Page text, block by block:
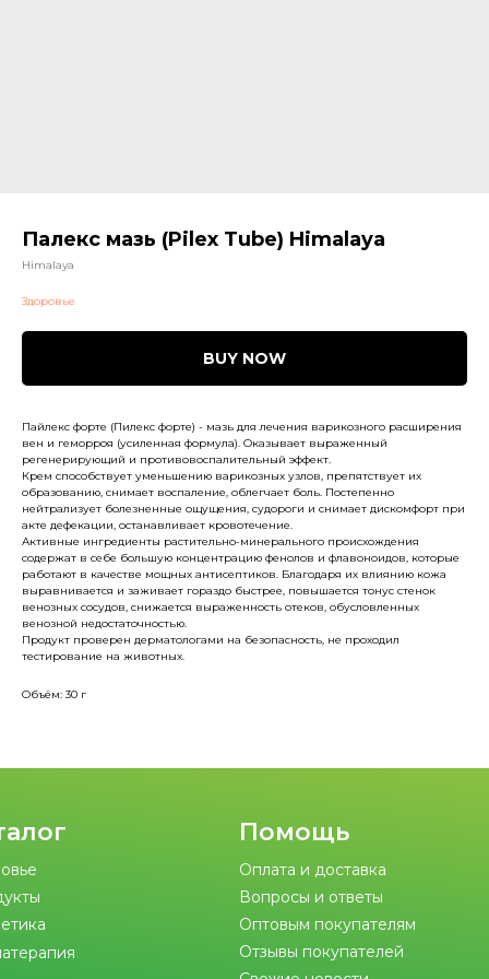
Палекс мазь (Pilex Tube) Himalaya
Himalaya
Здоровье
BUY NOW
Пайлекс форте (Пилекс форте) - мазь для лечения варикозного расширения
вен и геморроя (усиленная формула). Оказывает выраженный
регенерирующий и противовоспалительный эффект.
Крем способствует уменьшению варикозных узлов, препятствует их
образованию, снимает воспаление, облегчает боль. Постепенно
нейтрализует болезненные ощущения, судороги и снимает дискомфорт при
акте дефекации, останавливает кровотечение.
Активные ингредиенты растительно-минерального происхождения
содержат в себе большую концентрацию фенолов и флавоноидов, которые
работают в качестве мощных антиcептиков. Благодаря их влиянию кожа
выравнивается и заживает гораздо быстрее, повышается тонус стенок
венозных сосудов, снижается выраженность отеков, обусловленных
венозной недостаточностью.
Продукт проверен дерматологами на безопасность, не проходил
тестирование на животных.
Объём: 30 г
Помощь
Оплата и доставка
Вопросы и ответы
Оптовым покупателям
Отзывы покупателей